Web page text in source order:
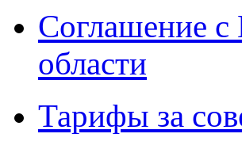
Соглашение
области
Тарифы за